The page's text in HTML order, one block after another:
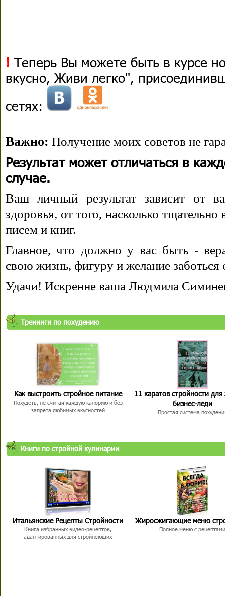
! Теперь Вы можете быть в курсе
вкусно, Живи легко",
сетях:
Важно: Получение моих советов не
Результат может отличаться в
случае.
Ваш личный результат зависит от
здоровья, от того, насколько
писем и книг.
Главное, что должно у вас быть -
свою жизнь, фигуру и желание заботься
Удачи! Искренне ваша Людмила
Тренинги по похудению
Как выстроить стройное питание
Похудеть, не считая каждую калорию и без
запрета любимых вкусностей
11 каратов стройности для
бизнес-леди
Простая система
Книги по стройной кулинарии
Итальянские Рецепты Стройности
Книга избранных видео-рецептов,
адаптированных для стройнеющих
Жиросжигающие меню
Полное меню с рецептами